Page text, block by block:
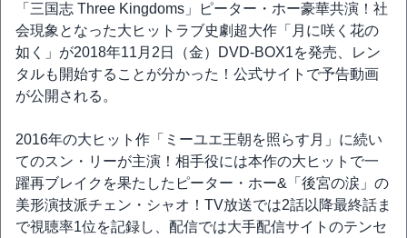
「三国志 Three Kingdoms」ピーター・ホー豪華共演！社
会現象となった大ヒットラブ史劇超大作「月に咲く花の
如く」が2018年11月2日（金）DVD-BOX1を発売、レン
タルも開始することが分かった！公式サイトで予告動画
が公開される。
2016年の大ヒット作「ミーユエ王朝を照らす月」に続い
てのスン・リーが主演！相手役には本作の大ヒットで一
躍再ブレイクを果たしたピーター・ホー&「後宮の涙」の
美形演技派チェン・シャオ！TV放送では2話以降最終話ま
で視聴率1位を記録し、配信では大手配信サイトのテンセ